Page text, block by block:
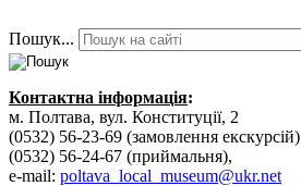
Пошук...
Контактна інформація:
м. Полтава, вул. Конституції, 2
(0532) 56-23-69 (замовлення екскурсій)
(0532) 56-24-67 (приймальня),
e-mail: poltava_local_museum@ukr.net